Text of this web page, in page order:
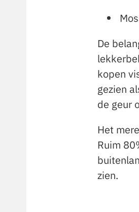
De
kopen
gezien
de geur
Het
Ruim
zien.